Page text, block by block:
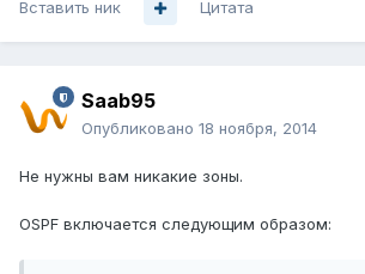
Вставить ник Цитата
Saab95
Опубликовано 18 ноября, 2014
Не нужны вам никакие зоны.
OSPF включается следующим образом: